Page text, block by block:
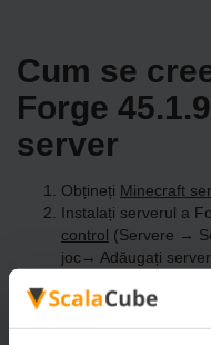
Cum se
Forge
server
Obțineți Minecraft
Instalați serverul a
control (Servere →
joc→ Adăugați